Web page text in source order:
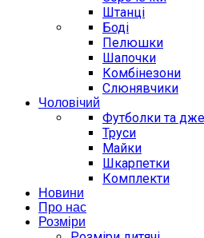
Штанці
Боді
Пелюшки
Шапочки
Комбінезони
Слюнявчики
Чоловічий
Футболки та
Труси
Майки
Шкарпетки
Комплекти
Новини
Про нас
Розміри